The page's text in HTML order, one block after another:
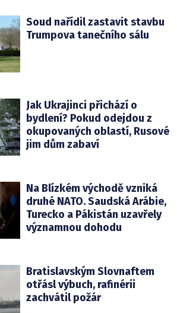
Soud nařídil zastavit stavbu
Trumpova tanečního sálu
Jak Ukrajinci přichází o
bydlení? Pokud odejdou z
okupovaných oblastí, Rusové
jim dům zabaví
Na Blízkém východě vzniká
druhé NATO. Saudská Arábie,
Turecko a Pákistán uzavřely
významnou dohodu
Bratislavským Slovnaftem
otřásl výbuch, rafinérii
zachvátil požár